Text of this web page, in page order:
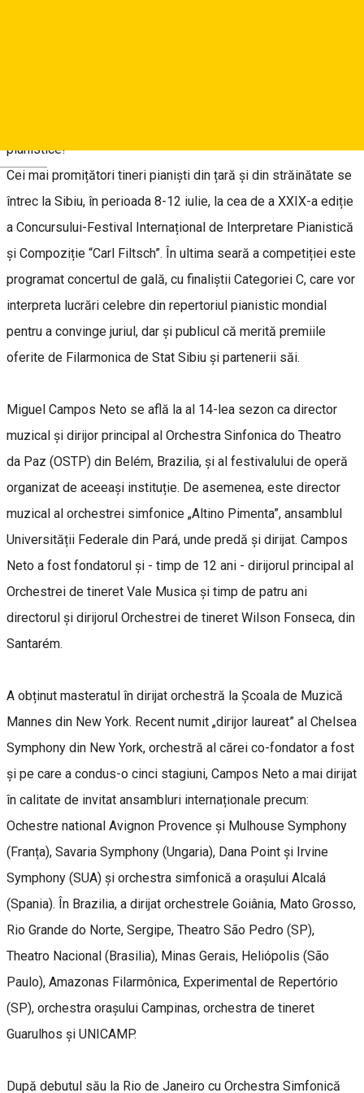
Deutsch
pianistice!
Cei mai promițători tineri pianiști din țară și din străinătate se
întrec la Sibiu, în perioada 8-12 iulie, la cea de a XXIX-a ediție
a Concursului-Festival Internațional de Interpretare Pianistică
și Compoziție “Carl Filtsch”. În ultima seară a competiției este
programat concertul de gală, cu finaliștii Categoriei C, care vor
interpreta lucrări celebre din repertoriul pianistic mondial
pentru a convinge juriul, dar și publicul că merită premiile
oferite de Filarmonica de Stat Sibiu și partenerii săi.
Miguel Campos Neto se află la al 14-lea sezon ca director
muzical și dirijor principal al Orchestra Sinfonica do Theatro
da Paz (OSTP) din Belém, Brazilia, și al festivalului de operă
organizat de aceeași instituție. De asemenea, este director
muzical al orchestrei simfonice „Altino Pimenta”, ansamblul
Universității Federale din Pará, unde predă și dirijat. Campos
Neto a fost fondatorul și - timp de 12 ani - dirijorul principal al
Orchestrei de tineret Vale Musica și timp de patru ani
directorul și dirijorul Orchestrei de tineret Wilson Fonseca, din
Santarém.
A obținut masteratul în dirijat orchestră la Școala de Muzică
Mannes din New York. Recent numit „dirijor laureat” al Chelsea
Symphony din New York, orchestră al cărei co-fondator a fost
și pe care a condus-o cinci stagiuni, Campos Neto a mai dirijat
în calitate de invitat ansambluri internaționale precum:
Ochestre national Avignon Provence și Mulhouse Symphony
(Franța), Savaria Symphony (Ungaria), Dana Point și Irvine
Symphony (SUA) și orchestra simfonică a orașului Alcalá
(Spania). În Brazilia, a dirijat orchestrele Goiânia, Mato Grosso,
Rio Grande do Norte, Sergipe, Theatro São Pedro (SP),
Theatro Nacional (Brasilia), Minas Gerais, Heliópolis (São
Paulo), Amazonas Filarmônica, Experimental de Repertório
(SP), orchestra orașului Campinas, orchestra de tineret
Guarulhos și UNICAMP.
După debutul său la Rio de Janeiro cu Orchestra Simfonică